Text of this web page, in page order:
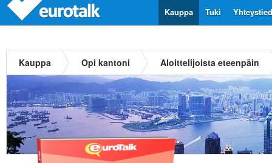
Tuki
Kauppa
Kauppa Opi kantoni Aloittelijoista eteenpäin